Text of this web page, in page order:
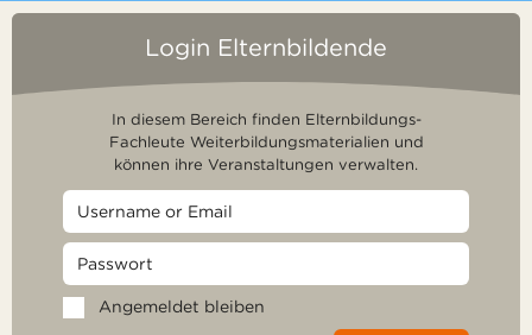
Login Elternbildende
In diesem Bereich finden Elternbildungs-
Fachleute Weiterbildungsmaterialien und
können ihre Veranstaltungen verwalten.
Angemeldet bleiben